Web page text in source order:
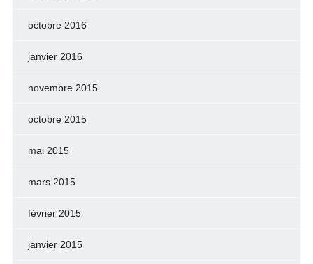
octobre 2016
janvier 2016
novembre 2015
octobre 2015
mai 2015
mars 2015
février 2015
janvier 2015